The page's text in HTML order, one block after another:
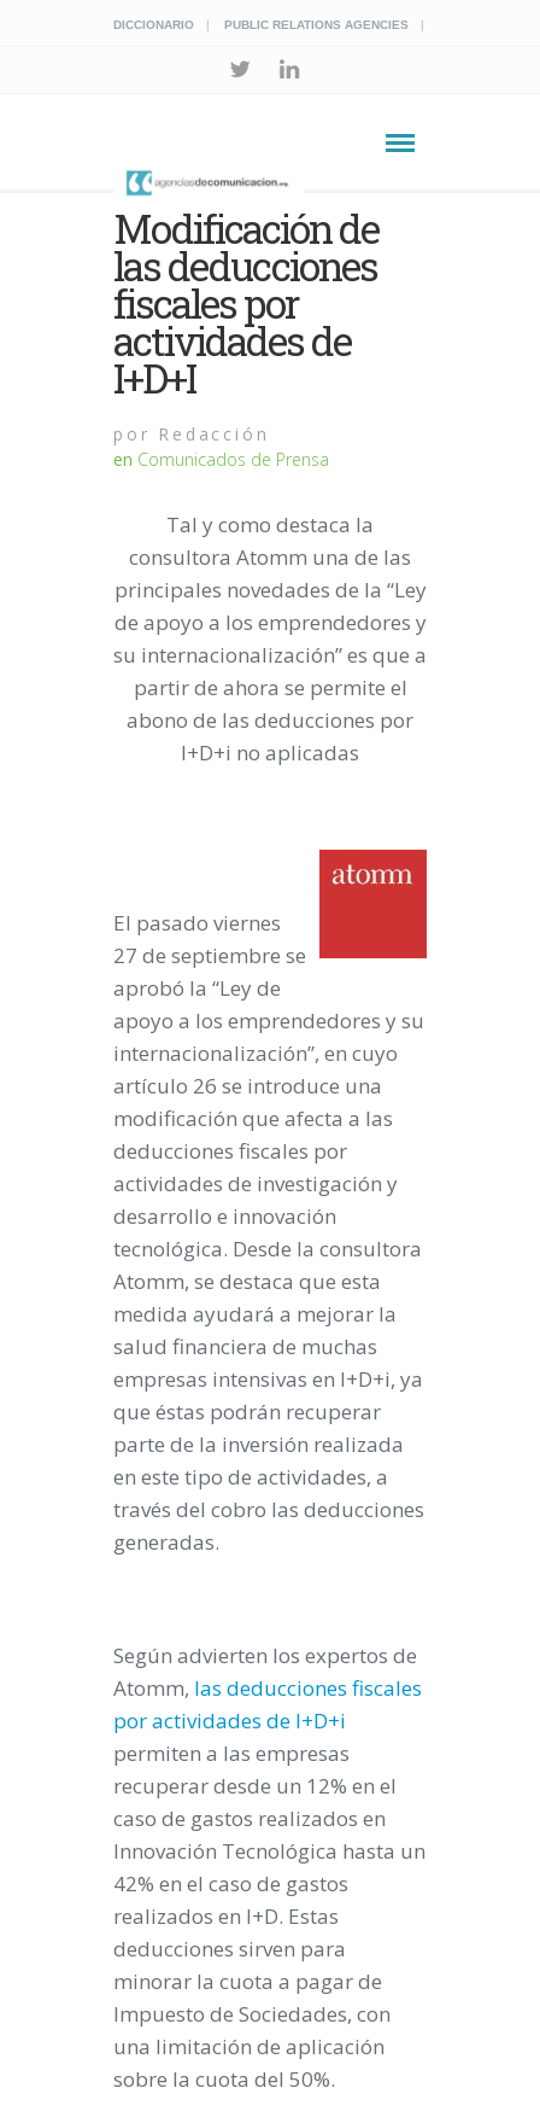
DICCIONARIO PUBLIC RELATIONS AGENCIES
Modificación de
las deducciones
fiscales por
actividades de
I+D+I
por Redacción
en Comunicados de Prensa
Tal y como destaca la
consultora Atomm una de las
principales novedades de la “Ley
de apoyo a los emprendedores y
su internacionalización” es que a
partir de ahora se permite el
abono de las deducciones por
I+D+i no aplicadas
El pasado viernes
27 de septiembre se
aprobó la “Ley de
apoyo a los emprendedores y su
internacionalización”, en cuyo
artículo 26 se introduce una
modificación que afecta a las
deducciones fiscales por
actividades de investigación y
desarrollo e innovación
tecnológica. Desde la consultora
Atomm, se destaca que esta
medida ayudará a mejorar la
salud financiera de muchas
empresas intensivas en I+D+i, ya
que éstas podrán recuperar
parte de la inversión realizada
en este tipo de actividades, a
través del cobro las deducciones
generadas.
Según advierten los expertos de
Atomm, las deducciones fiscales
por actividades de I+D+i
permiten a las empresas
recuperar desde un 12% en el
caso de gastos realizados en
Innovación Tecnológica hasta un
42% en el caso de gastos
realizados en I+D. Estas
deducciones sirven para
minorar la cuota a pagar de
Impuesto de Sociedades, con
una limitación de aplicación
sobre la cuota del 50%.